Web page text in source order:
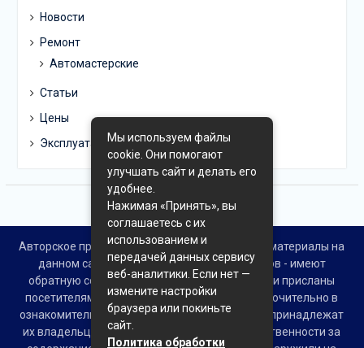
Новости
Ремонт
Автомастерские
Статьи
Цены
Эксплуатация
Авторское право © Все права защищены. Все материалы на
данном сайте взяты из открытых источников - имеют
обратную ссылку на материал в интернете или присланы
посетителями сайта и предоставляются исключительно в
ознакомительных целях. Права на материалы принадлежат
их владельцам. Администрация сайта ответственности за
Мы используем файлы
cookie. Они помогают
улучшать сайт и делать его
удобнее.
Нажимая «Принять», вы
соглашаетесь с их
использованием и
передачей данных сервису
веб-аналитики. Если нет —
измените настройки
браузера или покиньте
сайт.
Политика обработки